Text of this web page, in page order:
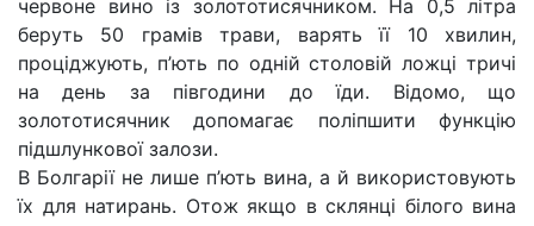
червоне вино із золототисячником. На 0,5 літра
беруть 50 грамів трави, варять її 10 хвилин,
проціджують, п’ють по одній столовій ложці тричі
на день за півгодини до їди. Відомо, що
золототисячник допомагає поліпшити функцію
підшлункової залози.
В Болгарії не лише п’ють вина, а й використовують
їх для натирань. Отож якщо в склянці білого вина